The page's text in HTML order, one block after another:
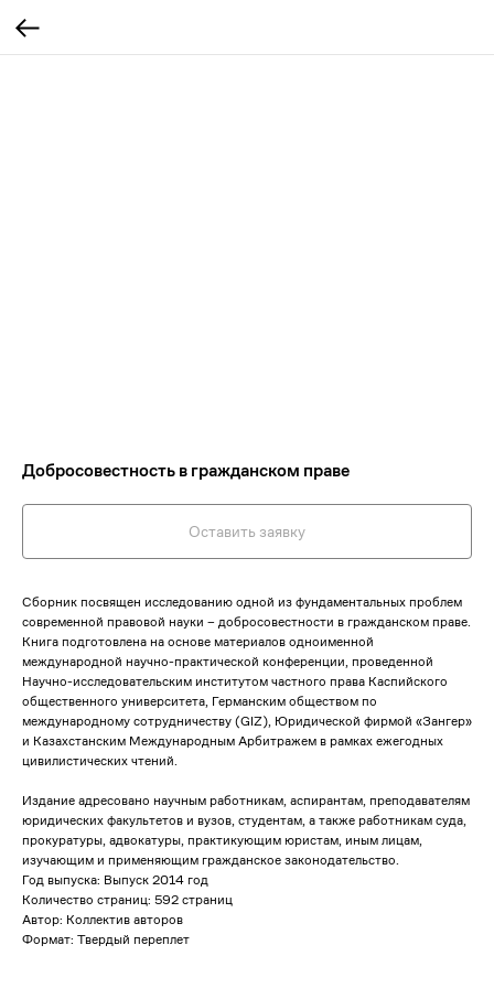
Добросовестность в гражданском праве
Оставить заявку
Сборник посвящен исследованию одной из фундаментальных проблем
современной правовой науки – добросовестности в гражданском праве.
Книга подготовлена на основе материалов одноименной
международной научно-практической конференции, проведенной
Научно-исследовательским институтом частного права Каспийского
общественного университета, Германским обществом по
международному сотрудничеству (GIZ), Юридической фирмой «Зангер»
и Казахстанским Международным Арбитражем в рамках ежегодных
цивилистических чтений.
Издание адресовано научным работникам, аспирантам, преподавателям
юридических факультетов и вузов, студентам, а также работникам суда,
прокуратуры, адвокатуры, практикующим юристам, иным лицам,
изучающим и применяющим гражданское законодательство.
Год выпуска: Выпуск 2014 год
Количество страниц: 592 страниц
Автор: Коллектив авторов
Формат: Твердый переплет